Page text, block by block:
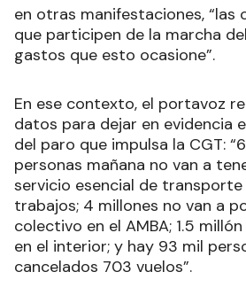
en otras manifestaciones, “las
que participen de la marcha
gastos que esto ocasione”.
En ese contexto, el portavoz
datos para dejar en evidencia
del paro que impulsa la CGT:
personas mañana no van a
servicio esencial de transporte
trabajos; 4 millones no van a
colectivo en el AMBA; 1.5
en el interior; y hay 93 mil
cancelados 703 vuelos”.